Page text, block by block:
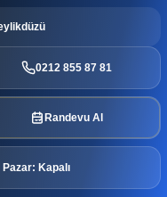
0212 855 87 81
Randevu Al
Kapalı